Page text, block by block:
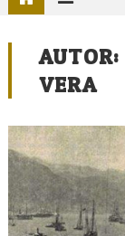
AUTOR:
VERA